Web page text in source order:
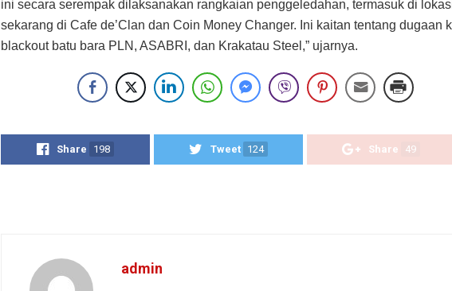
ini secara serempak dilaksanakan rangkaian penggeledahan, termasuk di
sekarang di Cafe de’Clan dan Coin Money Changer. Ini kaitan tentang dugaan
blackout batu bara PLN, ASABRI, dan Krakatau Steel,” ujarnya.
Share 198 Tweet 124 Share 49
admin